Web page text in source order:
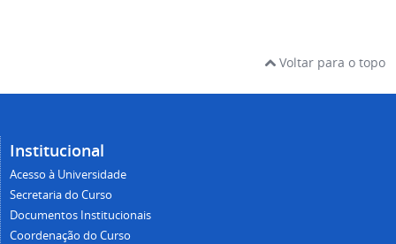
Voltar para o topo
Institucional
Acesso à Universidade
Secretaria do Curso
Documentos Institucionais
Coordenação do Curso